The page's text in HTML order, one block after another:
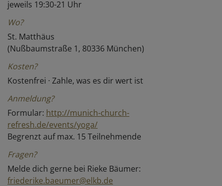
jeweils 19:30-21 Uhr
Wo?
St. Matthäus
(Nußbaumstraße 1, 80336 München)
Kosten?
Kostenfrei · Zahle, was es dir wert ist
Anmeldung?
Formular: http://munich-church-
refresh.de/events/yoga/
Begrenzt auf max. 15 Teilnehmende
Fragen?
Melde dich gerne bei Rieke Bäumer:
friederike.baeumer@elkb.de